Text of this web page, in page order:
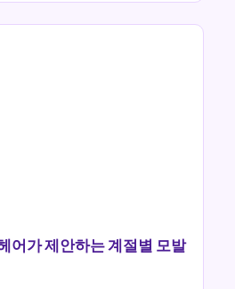
어가 제안하는 계절별 모발